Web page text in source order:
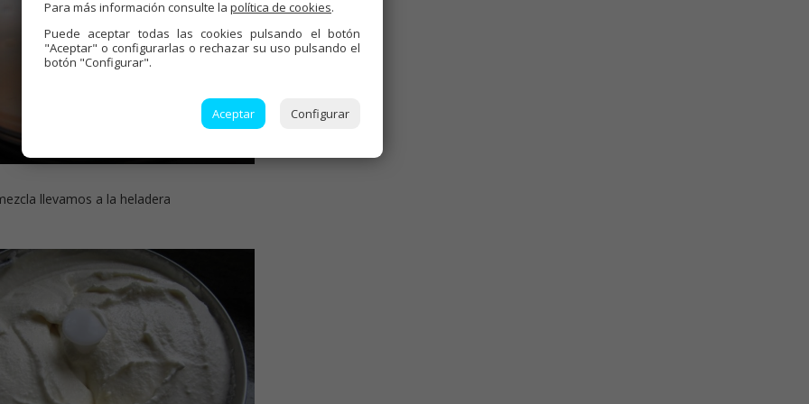
llevamos a la heladera
Para más información consulte la política de cookies.
Puede aceptar todas las cookies pulsando el botón
"Aceptar" o configurarlas o rechazar su uso pulsando el
botón "Configurar".
Aceptar Configurar